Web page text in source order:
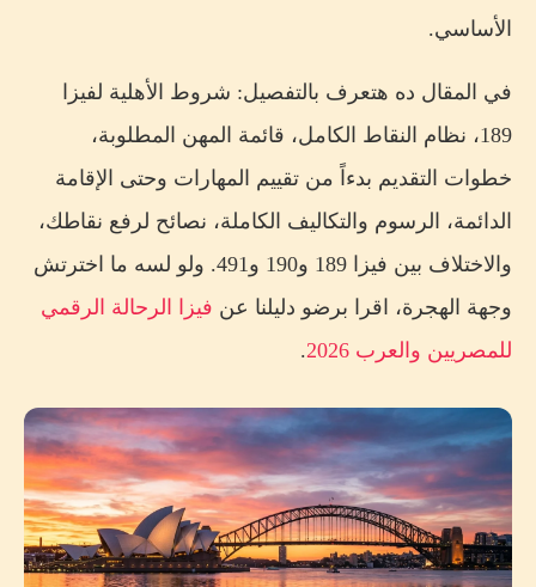
الأساسي.
في المقال ده هتعرف بالتفصيل: شروط الأهلية لفيزا
189، نظام النقاط الكامل، قائمة المهن المطلوبة،
خطوات التقديم بدءاً من تقييم المهارات وحتى الإقامة
الدائمة، الرسوم والتكاليف الكاملة، نصائح لرفع نقاطك،
والاختلاف بين فيزا 189 و190 و491. ولو لسه ما اخترتش
وجهة الهجرة، اقرا برضو دليلنا عن فيزا الرحالة الرقمي
للمصريين والعرب 2026
.